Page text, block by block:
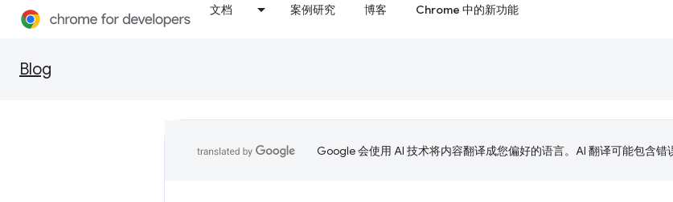
文档 案例研究 博客 Chrome 中的新功能
Blog
Google 会使用 AI 技术将内容翻译成您偏好的语言。AI 翻译可能包含错